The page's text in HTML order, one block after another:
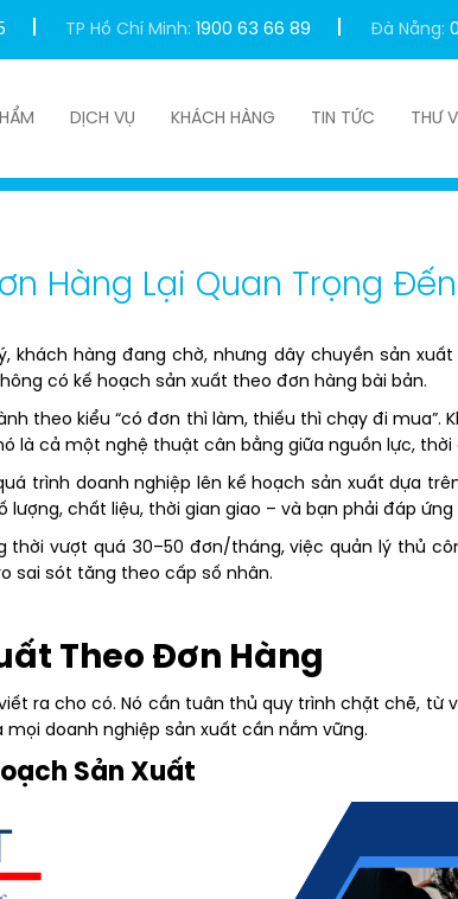
TP Hồ Chí Minh: 1900 63 66 89 Đà Nẵng:
DỊCH VỤ KHÁCH HÀNG TIN TỨC THƯ
Hàng Lại Quan Trọng
hàng đang chờ, nhưng dây chuyền sản
có kế hoạch sản xuất theo đơn hàng bài bản.
theo kiểu “có đơn thì làm, thiếu thì chạy đi mua”.
là cả một nghệ thuật cân bằng giữa nguồn lực, thời
trình doanh nghiệp lên kế hoạch sản xuất dựa
chất liệu, thời gian giao – và bạn phải đáp
vượt quá 30–50 đơn/tháng, việc quản lý thủ
sai sót tăng theo cấp số nhân.
Theo Đơn Hàng
ra cho có. Nó cần tuân thủ quy trình chặt chẽ, từ
doanh nghiệp sản xuất cần nắm vững.
Sản Xuất